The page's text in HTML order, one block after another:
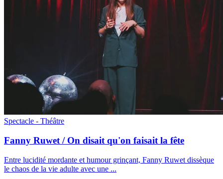
Spectacle - Théâtre
Fanny Ruwet / On disait qu'on faisait la fête
Entre lucidité mordante et humour grinçant, Fanny Ruwet dissèque
le chaos de la vie adulte avec une ...